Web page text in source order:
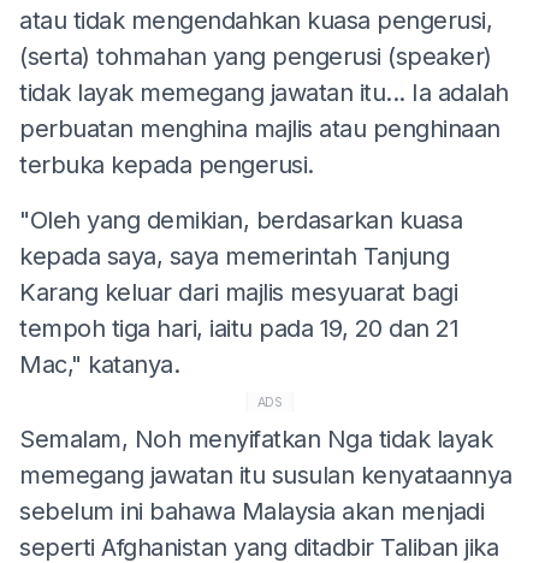
atau tidak mengendahkan kuasa pengerusi,
(serta) tohmahan yang pengerusi (speaker)
tidak layak memegang jawatan itu... Ia adalah
perbuatan menghina majlis atau penghinaan
terbuka kepada pengerusi.
"Oleh yang demikian, berdasarkan kuasa
kepada saya, saya memerintah Tanjung
Karang keluar dari majlis mesyuarat bagi
tempoh tiga hari, iaitu pada 19, 20 dan 21
Mac," katanya.
ADS
Semalam, Noh menyifatkan Nga tidak layak
memegang jawatan itu susulan kenyataannya
sebelum ini bahawa Malaysia akan menjadi
seperti Afghanistan yang ditadbir Taliban jika